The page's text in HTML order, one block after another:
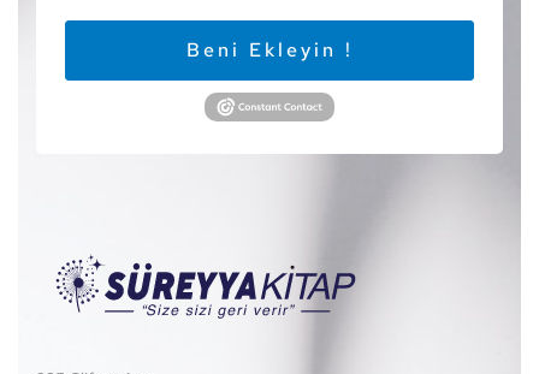
Beni Ekleyin !